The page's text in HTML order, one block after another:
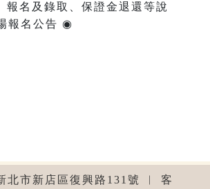
報名及錄取、保證金退還等說
報名公告 ◉
北市新店區復興路131號 ︱ 客